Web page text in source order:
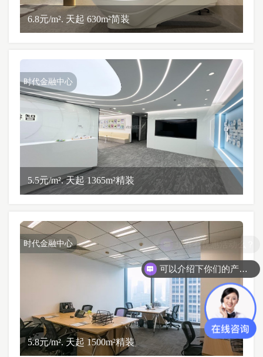
6.8元/m². 天起 630m²简装
时代金融中心
5.5元/m². 天起 1365m²精装
时代金融中心
5.8元/m². 天起 1500m²精装
可以介绍下你们的产品么？